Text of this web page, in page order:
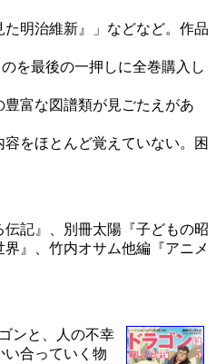
明治維新』」などなど。作品
を最後の一押しに全巻購入し
富な図譜類が見ごたえがあ
をほとんど覚えていない。困
記』、別冊太陽『子どもの昭
』、竹内オサム他編『アニメ
ンと、人の不幸
い合っていく物